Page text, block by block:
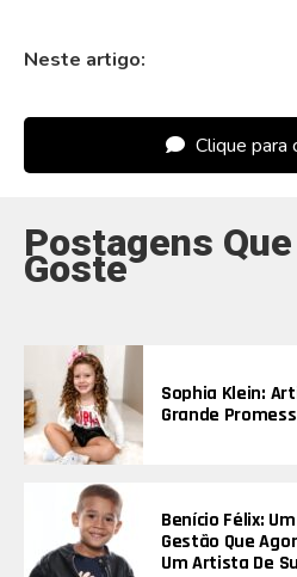
Neste artigo:
Clique para
Postagens
Goste
Sophia Klein:
Grande
Benício Félix:
Gestão Que
Um Artista De